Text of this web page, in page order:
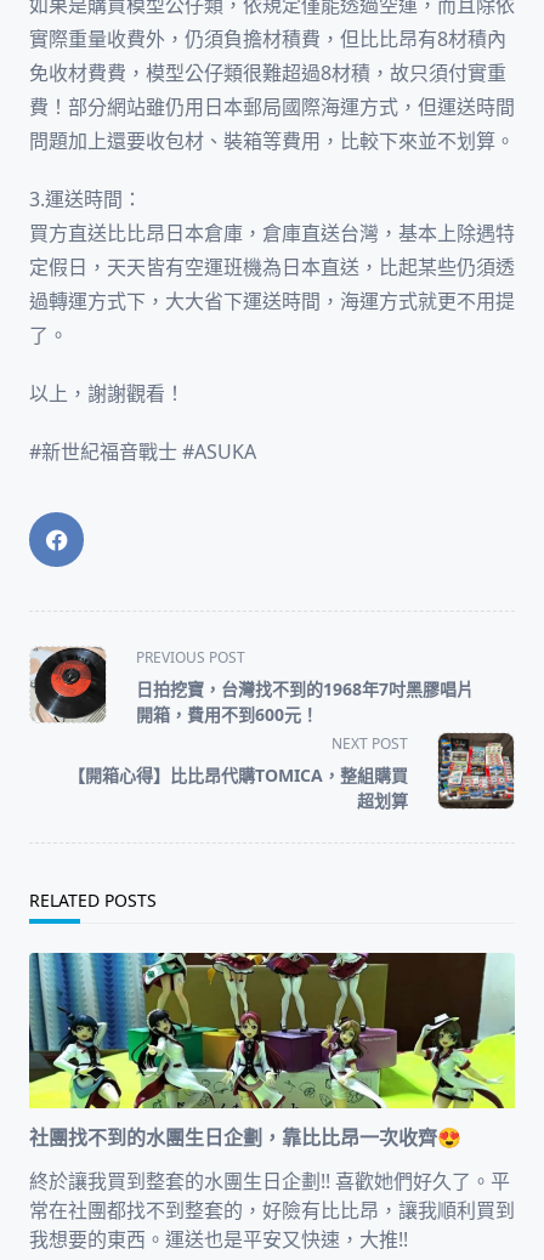
實際重量收費外，仍須負擔材積費，但比比昂有8材積內
免收材費費，模型公仔類很難超過8材積，故只須付實重
費！部分網站雖仍用日本郵局國際海運方式，但運送時間
問題加上還要收包材、裝箱等費用，比較下來並不划算。
3.運送時間：
買方直送比比昂日本倉庫，倉庫直送台灣，基本上除遇特
定假日，天天皆有空運班機為日本直送，比起某些仍須透
過轉運方式下，大大省下運送時間，海運方式就更不用提
了。
以上，謝謝觀看！
#新世紀福音戰士 #ASUKA
<span
class="nav-
subtitle
reader-
PREVIOUS POST
日拍挖寶，台灣找不到的1968年7吋黑膠唱片
開箱，費用不到600元！
NEXT POST
【開箱心得】比比昂代購TOMICA，整組購買
超划算
RELATED POSTS
社團找不到的水團生日企劃，靠比比昂一次收齊😍
終於讓我買到整套的水團生日企劃!! 喜歡她們好久了。平
常在社團都找不到整套的，好險有比比昂，讓我順利買到
我想要的東西。運送也是平安又快速，大推!!